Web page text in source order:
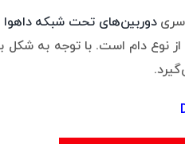
دوربین‌های تحت شبکه داهوا